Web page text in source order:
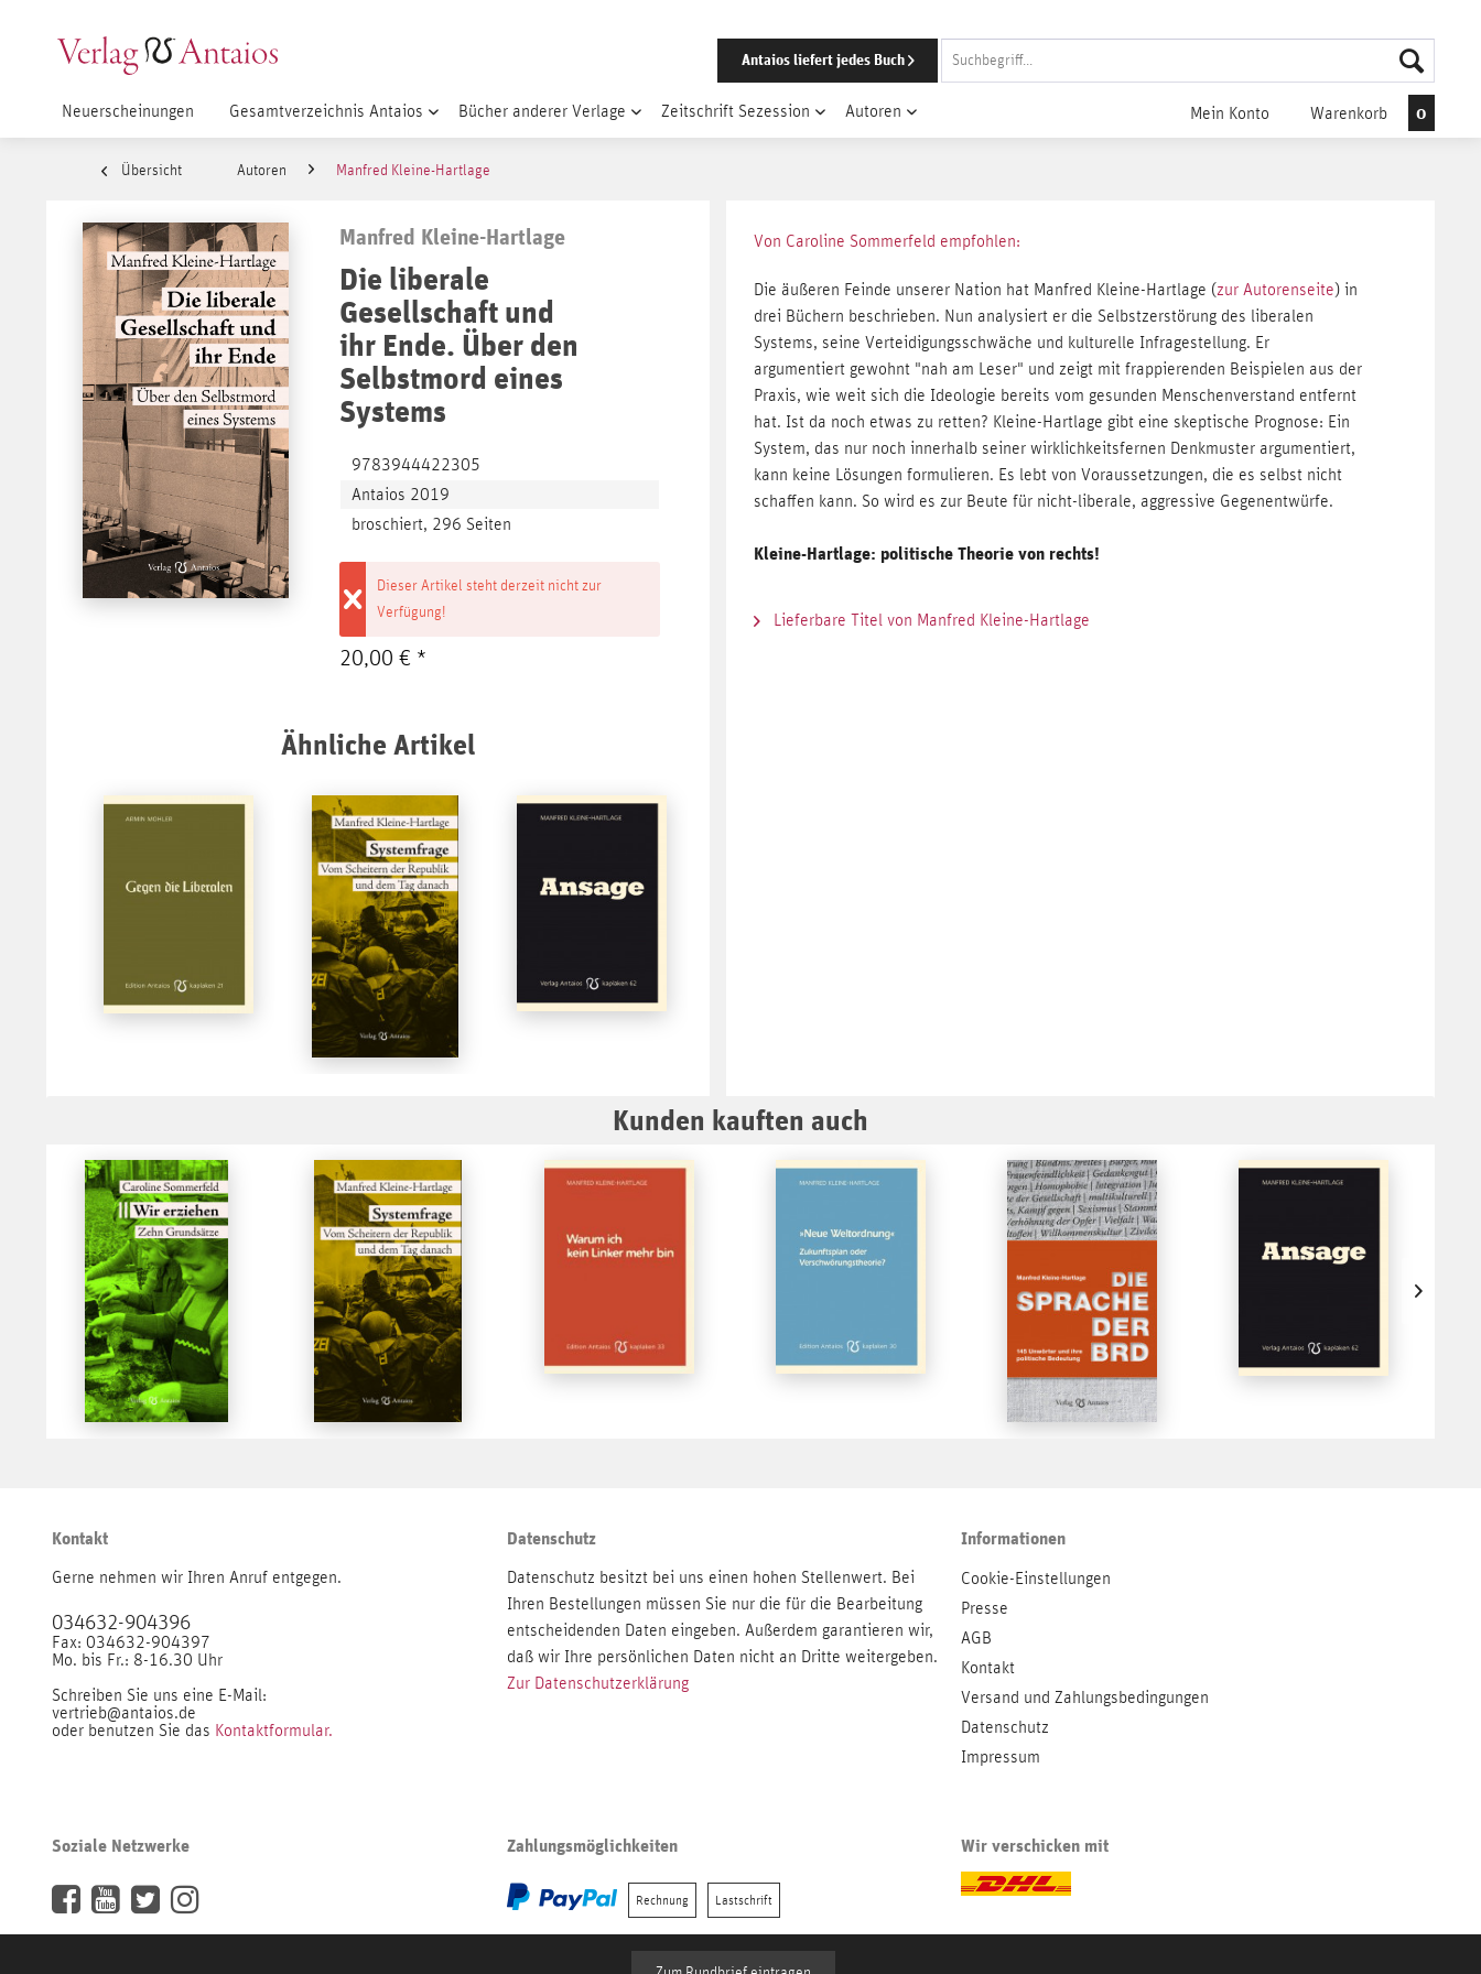
Antaios liefert jedes Buch
Neuerscheinungen Gesamtverzeichnis Antaios Bücher anderer Verlage Zeitschrift Sezession Autoren Mein Konto Warenkorb 0
Übersicht Autoren Manfred Kleine-Hartlage
Manfred Kleine-Hartlage
Die liberale
Gesellschaft und
ihr Ende. Über den
Selbstmord eines
Systems
9783944422305
Antaios 2019
broschiert, 296 Seiten
Dieser Artikel steht derzeit nicht zur
Verfügung!
20,00 € *
Ähnliche Artikel
Von Caroline Sommerfeld empfohlen:
Die äußeren Feinde unserer Nation hat Manfred Kleine-Hartlage (zur Autorenseite) in
drei Büchern beschrieben. Nun analysiert er die Selbstzerstörung des liberalen
Systems, seine Verteidigungsschwäche und kulturelle Infragestellung. Er
argumentiert gewohnt "nah am Leser" und zeigt mit frappierenden Beispielen aus der
Praxis, wie weit sich die Ideologie bereits vom gesunden Menschenverstand entfernt
hat. Ist da noch etwas zu retten? Kleine-Hartlage gibt eine skeptische Prognose: Ein
System, das nur noch innerhalb seiner wirklichkeitsfernen Denkmuster argumentiert,
kann keine Lösungen formulieren. Es lebt von Voraussetzungen, die es selbst nicht
schaffen kann. So wird es zur Beute für nicht-liberale, aggressive Gegenentwürfe.
Kleine-Hartlage: politische Theorie von rechts!
Lieferbare Titel von Manfred Kleine-Hartlage
Kunden kauften auch
Kontakt
Gerne nehmen wir Ihren Anruf entgegen.
034632-904396
Fax: 034632-904397
Mo. bis Fr.: 8-16.30 Uhr
Schreiben Sie uns eine E-Mail:
vertrieb@antaios.de
oder benutzen Sie das Kontaktformular.
Datenschutz
Datenschutz besitzt bei uns einen hohen Stellenwert. Bei
Ihren Bestellungen müssen Sie nur die für die Bearbeitung
entscheidenden Daten eingeben. Außerdem garantieren wir,
daß wir Ihre persönlichen Daten nicht an Dritte weitergeben.
Zur Datenschutzerklärung
Informationen
Cookie-Einstellungen
Presse
AGB
Kontakt
Versand und Zahlungsbedingungen
Datenschutz
Impressum
Soziale Netzwerke Zahlungsmöglichkeiten
Rechnung Lastschrift
Wir verschicken mit